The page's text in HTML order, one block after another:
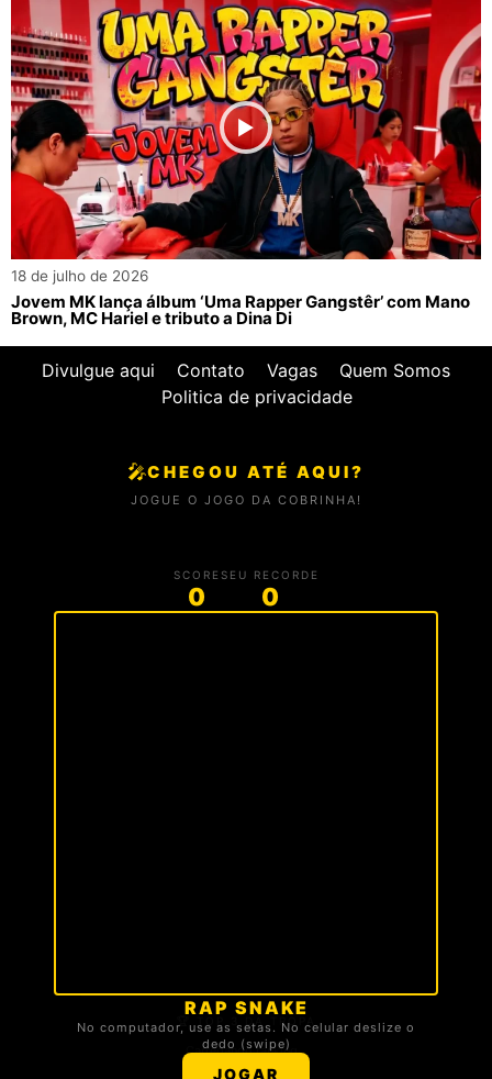
18 de julho de 2026
Jovem MK lança álbum ‘Uma Rapper Gangstêr’ com Mano
Brown, MC Hariel e tributo a Dina Di
Divulgue aqui Contato Vagas
Quem Somos
Politica de privacidade
🎤CHEGOU ATÉ AQUI?
JOGUE O JOGO DA COBRINHA!
SCORE
0
SEU RECORDE
0
RAP SNAKE
No computador, use as setas. No celular deslize o
dedo (swipe)
JOGAR
🏆 TOP 3 DA TROPA
Carregando ranking...